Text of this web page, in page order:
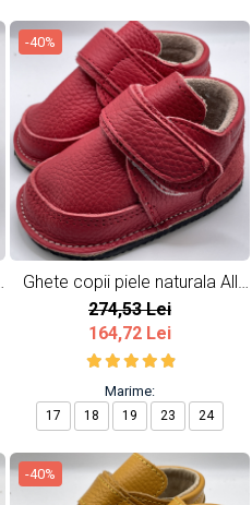
-40%
Ghete copii piele naturala All
Red
274,53 Lei
164,72 Lei
Marime:
17 18 19 23 24
-40%